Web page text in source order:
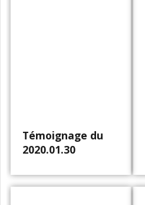
Témoignage du
2020.01.30